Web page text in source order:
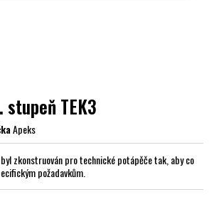
TEK3
Apeks
zkonstruován pro technické potápěče tak, aby co
požadavkům.